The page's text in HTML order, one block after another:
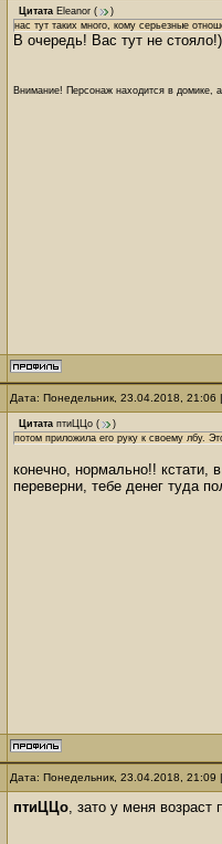
Цитата Eleanor (
)
нас тут таких много, кому серьезные
В очередь! Вас тут не
Внимание! Персонаж находится в домике,
Дата: Понедельник, 23.04.2018,
Цитата птиЦЦо (
)
потом приложила его руку к своему лбу.
конечно, нормально!! кстати,
переверни, тебе денег туда
Дата: Понедельник, 23.04.2018,
птиЦЦо , зато у меня